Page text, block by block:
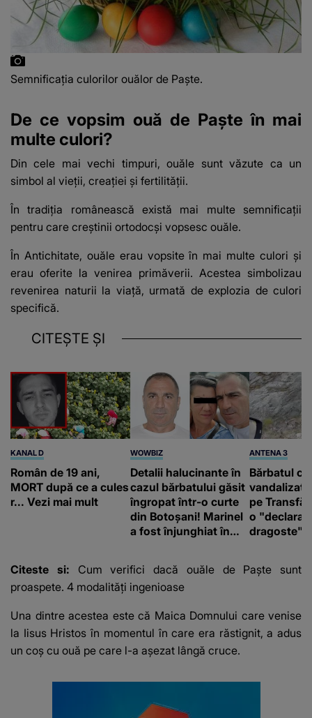
Semnificația culorilor ouălor de Paște.
De ce vopsim ouă de Paște în mai
multe culori?
Din cele mai vechi timpuri, ouăle sunt văzute ca un
simbol al vieții, creației și fertilității.
În tradiția românească există mai multe semnificații
pentru care creștinii ortodocși vopsesc ouăle.
În Antichitate, ouăle erau vopsite în mai multe culori și
erau oferite la venirea primăverii. Acestea simbolizau
revenirea naturii la viață, urmată de explozia de culori
specifică.
CITEȘTE ȘI
KANAL D
Român de 19 ani,
MORT după ce a cules
r... Vezi mai mult
WOWBIZ
Detalii halucinante în
cazul bărbatului găsit
îngropat într-o curte
din Botoșani! Marinel
a fost înjunghiat în
suspecți
ANTENA 3
Bărbatul
vandalizat
pe
o
dragoste"
Citeste si: Cum verifici dacă ouăle de Paște sunt
proaspete. 4 modalități ingenioase
Una dintre acestea este că Maica Domnului care venise
la Iisus Hristos în momentul în care era răstignit, a adus
un coș cu ouă pe care l-a așezat lângă cruce.